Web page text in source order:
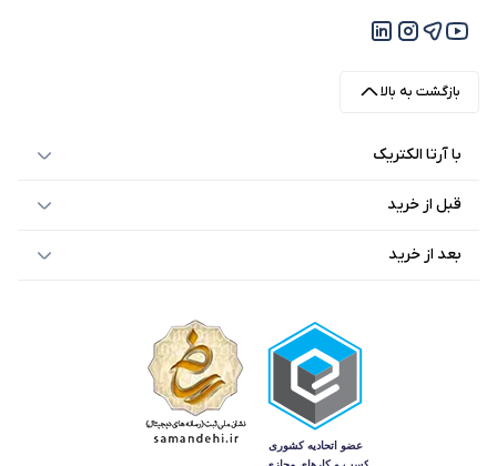
بازگشت به بالا
با آرتا الکتریک
قبل از خرید
بعد از خرید